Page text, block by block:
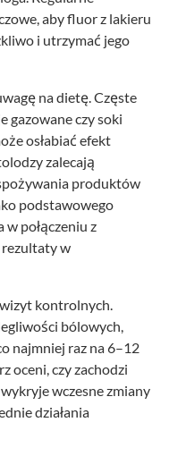
aby fluor z lakieru
i utrzymać jego
na dietę. Częste
gazowane czy soki
osłabiać efekt
zalecają
produktów
podstawowego
w połączeniu z
rezultaty w
kontrolnych.
bólowych,
najmniej raz na 6–12
oceni, czy zachodzi
wczesne zmiany
działania